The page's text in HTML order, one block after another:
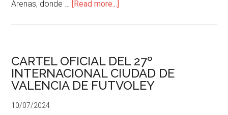
Arenas, donde … [Read more...]
CARTEL OFICIAL DEL 27º
INTERNACIONAL CIUDAD DE
VALENCIA DE FUTVOLEY
10/07/2024